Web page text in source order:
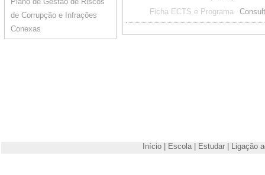
de Corrupção e Infrações
Conexas
Ficha ECTS e Programa
Início Escola Estudar Ligação